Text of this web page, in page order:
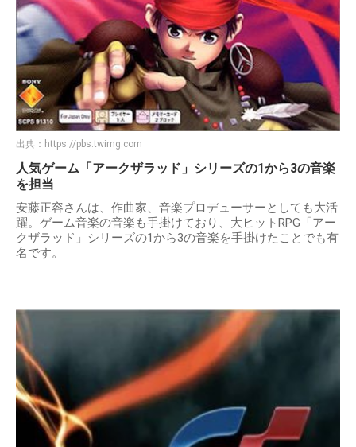
出典： https://pbs.twimg.com
人気ゲーム「アークザラッド」シリーズの1から3の音楽
を担当
安藤正容さんは、作曲家、音楽プロデューサーとしても大活
躍。ゲーム音楽の音楽も手掛けており、大ヒットRPG「アー
クザラッド」シリーズの1から3の音楽を手掛けたことでも有
名です。